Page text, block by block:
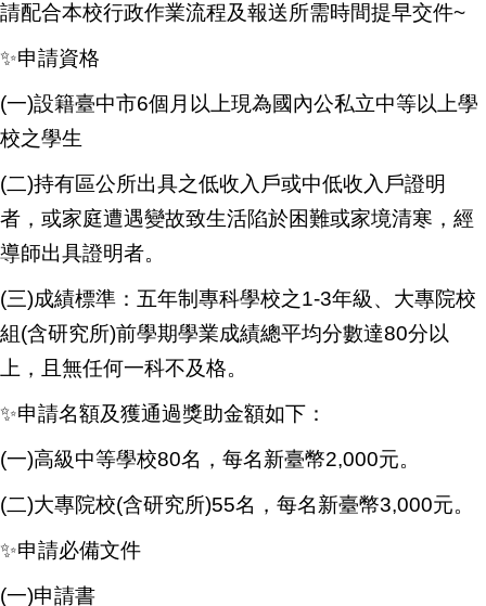
請配合本校行政作業流程及報送所需時間提早交件~
✨申請資格
(一)設籍臺中市6個月以上現為國內公私立中等以上學
校之學生
(二)持有區公所出具之低收入戶或中低收入戶證明
者，或家庭遭遇變故致生活陷於困難或家境清寒，經
導師出具證明者。
(三)成績標準：五年制專科學校之1-3年級、大專院校
組(含研究所)前學期學業成績總平均分數達80分以
上，且無任何一科不及格。
✨申請名額及獲通過獎助金額如下：
(一)高級中等學校80名，每名新臺幣2,000元。
(二)大專院校(含研究所)55名，每名新臺幣3,000元。
✨申請必備文件
(一)申請書